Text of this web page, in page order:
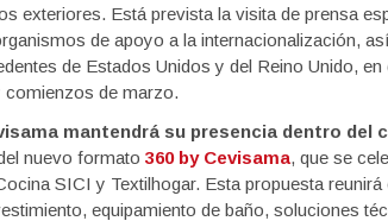
exteriores. Está prevista la visita de prensa
de apoyo a la internacionalización,
de Estados Unidos y del Reino Unido,
comienzos de marzo.
mantendrá su presencia dentro del
nuevo formato 360 by Cevisama, que se
SICI y Textilhogar. Esta propuesta
equipamiento de baño, soluciones